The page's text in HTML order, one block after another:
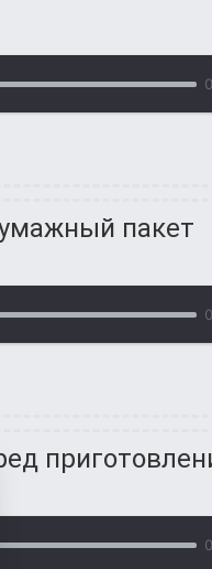
пакет